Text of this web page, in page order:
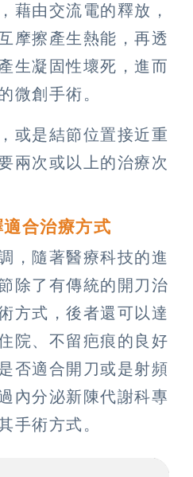
藉由交流電的釋放，
摩擦產生熱能，再透
生凝固性壞死，進而
微創手術。
或是結節位置接近重
兩次或以上的治療次
合治療方式
，隨著醫療科技的進
除了有傳統的開刀治
方式，後者還可以達
院、不留疤痕的良好
否適合開刀或是射頻
內分泌新陳代謝科專
手術方式。